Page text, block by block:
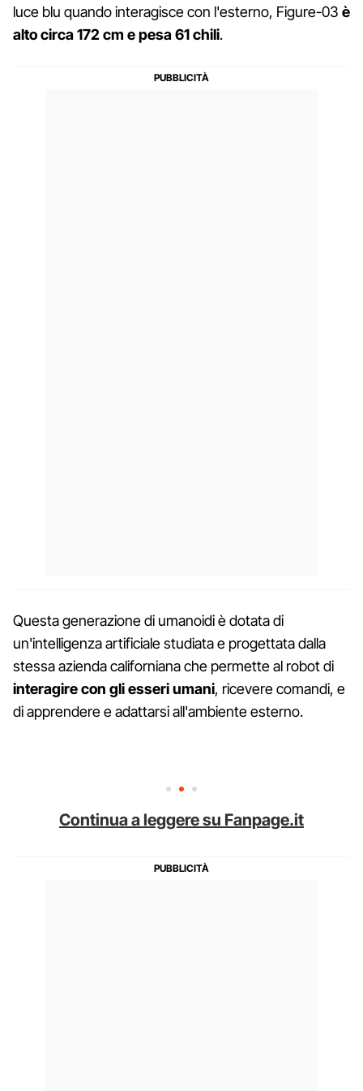
luce blu quando interagisce con l'esterno, Figure-03 è
alto circa 172 cm e pesa 61 chili.
Questa generazione di umanoidi è dotata di
un'intelligenza artificiale studiata e progettata dalla
stessa azienda californiana che permette al robot di
interagire con gli esseri umani, ricevere comandi, e
di apprendere e adattarsi all'ambiente esterno.
Continua a leggere su Fanpage.it